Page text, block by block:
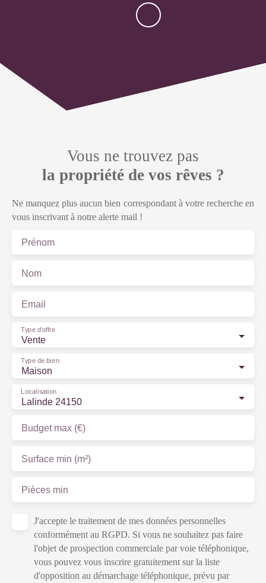
Vous ne trouvez pas
la propriété de vos rêves ?
Ne manquez plus aucun bien correspondant à votre recherche en
vous inscrivant à notre alerte mail !
Prénom
Nom
Email
Vente
Type d'offre
Maison
Type de bien
Lalinde 24150
Localisation
Budget max (€)
Surface min (m²)
Pièces min
J'accepte le traitement de mes données personnelles
conformément au RGPD. Si vous ne souhaitez pas faire
l'objet de prospection commerciale par voie téléphonique,
vous pouvez vous inscrire gratuitement sur la liste
d'opposition au démarchage téléphonique, prévu par